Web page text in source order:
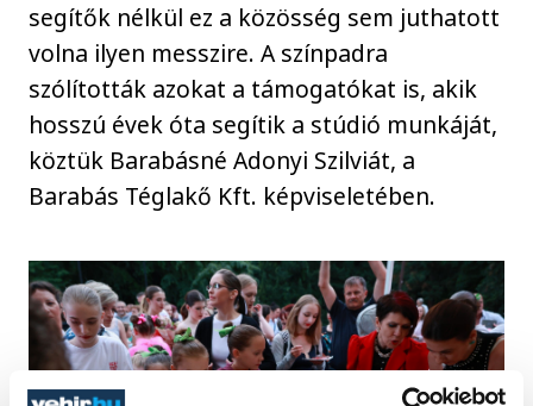
segítők nélkül ez a közösség sem juthatott
volna ilyen messzire. A színpadra
szólították azokat a támogatókat is, akik
hosszú évek óta segítik a stúdió munkáját,
köztük Barabásné Adonyi Szilviát, a
Barabás Téglakő Kft. képviseletében.